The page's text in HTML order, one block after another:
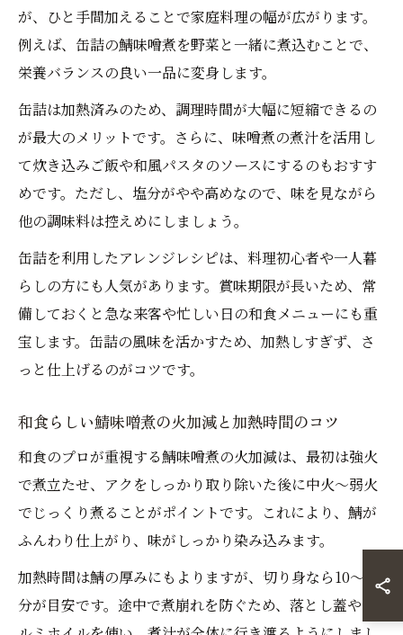
が、ひと手間加えることで家庭料理の幅が広がります。
例えば、缶詰の鯖味噌煮を野菜と一緒に煮込むことで、
栄養バランスの良い一品に変身します。
缶詰は加熱済みのため、調理時間が大幅に短縮できるの
が最大のメリットです。さらに、味噌煮の煮汁を活用し
て炊き込みご飯や和風パスタのソースにするのもおすす
めです。ただし、塩分がやや高めなので、味を見ながら
他の調味料は控えめにしましょう。
缶詰を利用したアレンジレシピは、料理初心者や一人暮
らしの方にも人気があります。賞味期限が長いため、常
備しておくと急な来客や忙しい日の和食メニューにも重
宝します。缶詰の風味を活かすため、加熱しすぎず、さ
っと仕上げるのがコツです。
和食らしい鯖味噌煮の火加減と加熱時間のコツ
和食のプロが重視する鯖味噌煮の火加減は、最初は強火
で煮立たせ、アクをしっかり取り除いた後に中火〜弱火
でじっくり煮ることがポイントです。これにより、鯖が
ふんわり仕上がり、味がしっかり染み込みます。
加熱時間は鯖の厚みにもよりますが、切り身なら10〜15
分が目安です。途中で煮崩れを防ぐため、落とし蓋やア